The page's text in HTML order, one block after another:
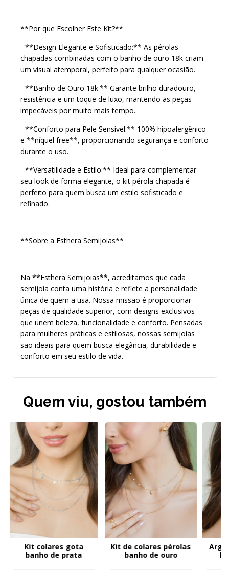
**Por que Escolher Este Kit?**
- **Design Elegante e Sofisticado:** As pérolas
chapadas combinadas com o banho de ouro 18k criam
um visual atemporal, perfeito para qualquer ocasião.
- **Banho de Ouro 18k:** Garante brilho duradouro,
resistência e um toque de luxo, mantendo as peças
impecáveis por muito mais tempo.
- **Conforto para Pele Sensível:** 100% hipoalergênico
e **níquel free**, proporcionando segurança e conforto
durante o uso.
- **Versatilidade e Estilo:** Ideal para complementar
seu look de forma elegante, o kit pérola chapada é
perfeito para quem busca um estilo sofisticado e
refinado.
**Sobre a Esthera Semijoias**
Na **Esthera Semijoias**, acreditamos que cada
semijoia conta uma história e reflete a personalidade
única de quem a usa. Nossa missão é proporcionar
peças de qualidade superior, com designs exclusivos
que unem beleza, funcionalidade e conforto. Pensadas
para mulheres práticas e estilosas, nossas semijoias
são ideais para quem busca elegância, durabilidade e
conforto em seu estilo de vida.
Quem viu, gostou também
Kit colares gota
banho de prata
Kit de colares pérolas
banho de ouro